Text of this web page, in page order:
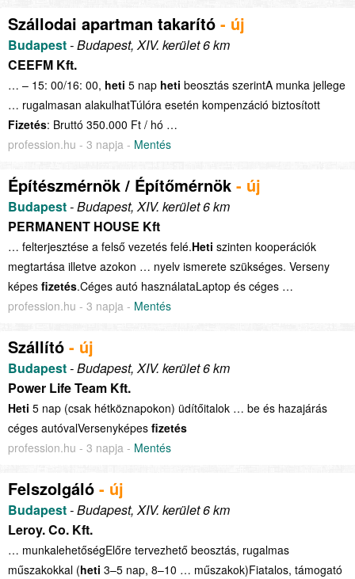
Szállodai apartman takarító - új
Budapest- Budapest, XIV. kerület 6 km
CEEFM Kft.
… – 15: 00/16: 00, heti 5 nap heti beosztás szerintA munka jellege
… rugalmasan alakulhatTúlóra esetén kompenzáció biztosított
Fizetés: Bruttó 350.000 Ft / hó …
profession.hu - 3 napja - Mentés
Építészmérnök / Építőmérnök - új
Budapest- Budapest, XIV. kerület 6 km
PERMANENT HOUSE Kft
… felterjesztése a felső vezetés felé.Heti szinten kooperációk
megtartása illetve azokon … nyelv ismerete szükséges. Verseny
képes fizetés.Céges autó használataLaptop és céges …
profession.hu - 3 napja - Mentés
Szállító - új
Budapest- Budapest, XIV. kerület 6 km
Power Life Team Kft.
Heti 5 nap (csak hétköznapokon) üdítőitalok … be és hazajárás
céges autóvalVersenyképes fizetés
profession.hu - 3 napja - Mentés
Felszolgáló - új
Budapest- Budapest, XIV. kerület 6 km
Leroy. Co. Kft.
… munkalehetőségElőre tervezhető beosztás, rugalmas
műszakokkal (heti 3–5 nap, 8–10 … műszakok)Fiatalos, támogató